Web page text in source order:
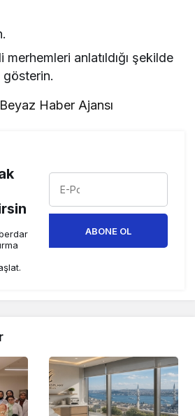
anlatıldığı şekilde
Haber Ajansı
ABONE OL